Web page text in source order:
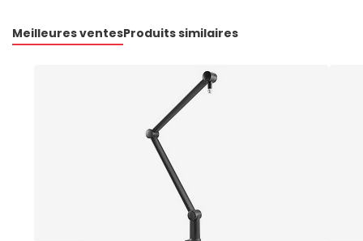
Meilleures ventesProduits similaires